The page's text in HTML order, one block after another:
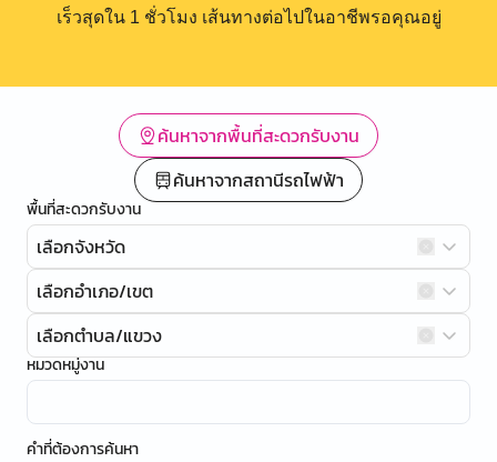
เร็วสุดใน 1 ชั่วโมง เส้นทางต่อไปในอาชีพรอคุณอยู่
ค้นหาจากพื้นที่สะดวกรับงาน
ค้นหาจากสถานีรถไฟฟ้า
พื้นที่สะดวกรับงาน
เลือกจังหวัด
เลือกอำเภอ/เขต
เลือกตำบล/แขวง
หมวดหมู่งาน
คำที่ต้องการค้นหา